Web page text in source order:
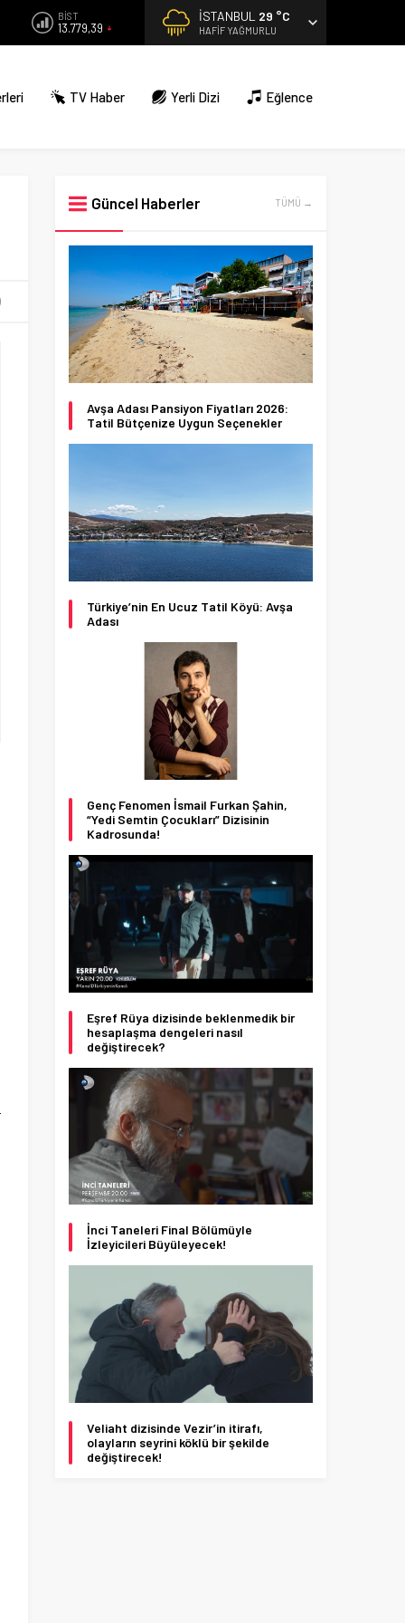
BİST
13.779,39
İSTANBUL 29 °C
HAFIF YAĞMURLU
TV Haber Yerli Dizi Eğlence
Güncel Haberler TÜMÜ →
Avşa Adası Pansiyon Fiyatları 2026:
Tatil Bütçenize Uygun Seçenekler
Türkiye’nin En Ucuz Tatil Köyü: Avşa
Adası
Genç Fenomen İsmail Furkan Şahin,
“Yedi Semtin Çocukları” Dizisinin
Kadrosunda!
Eşref Rüya dizisinde beklenmedik bir
hesaplaşma dengeleri nasıl
değiştirecek?
İnci Taneleri Final Bölümüyle
İzleyicileri Büyüleyecek!
Veliaht dizisinde Vezir’in itirafı,
olayların seyrini köklü bir şekilde
değiştirecek!